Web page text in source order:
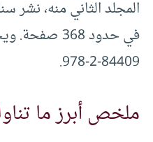
84409-2-978.
ملخص أبرز ما